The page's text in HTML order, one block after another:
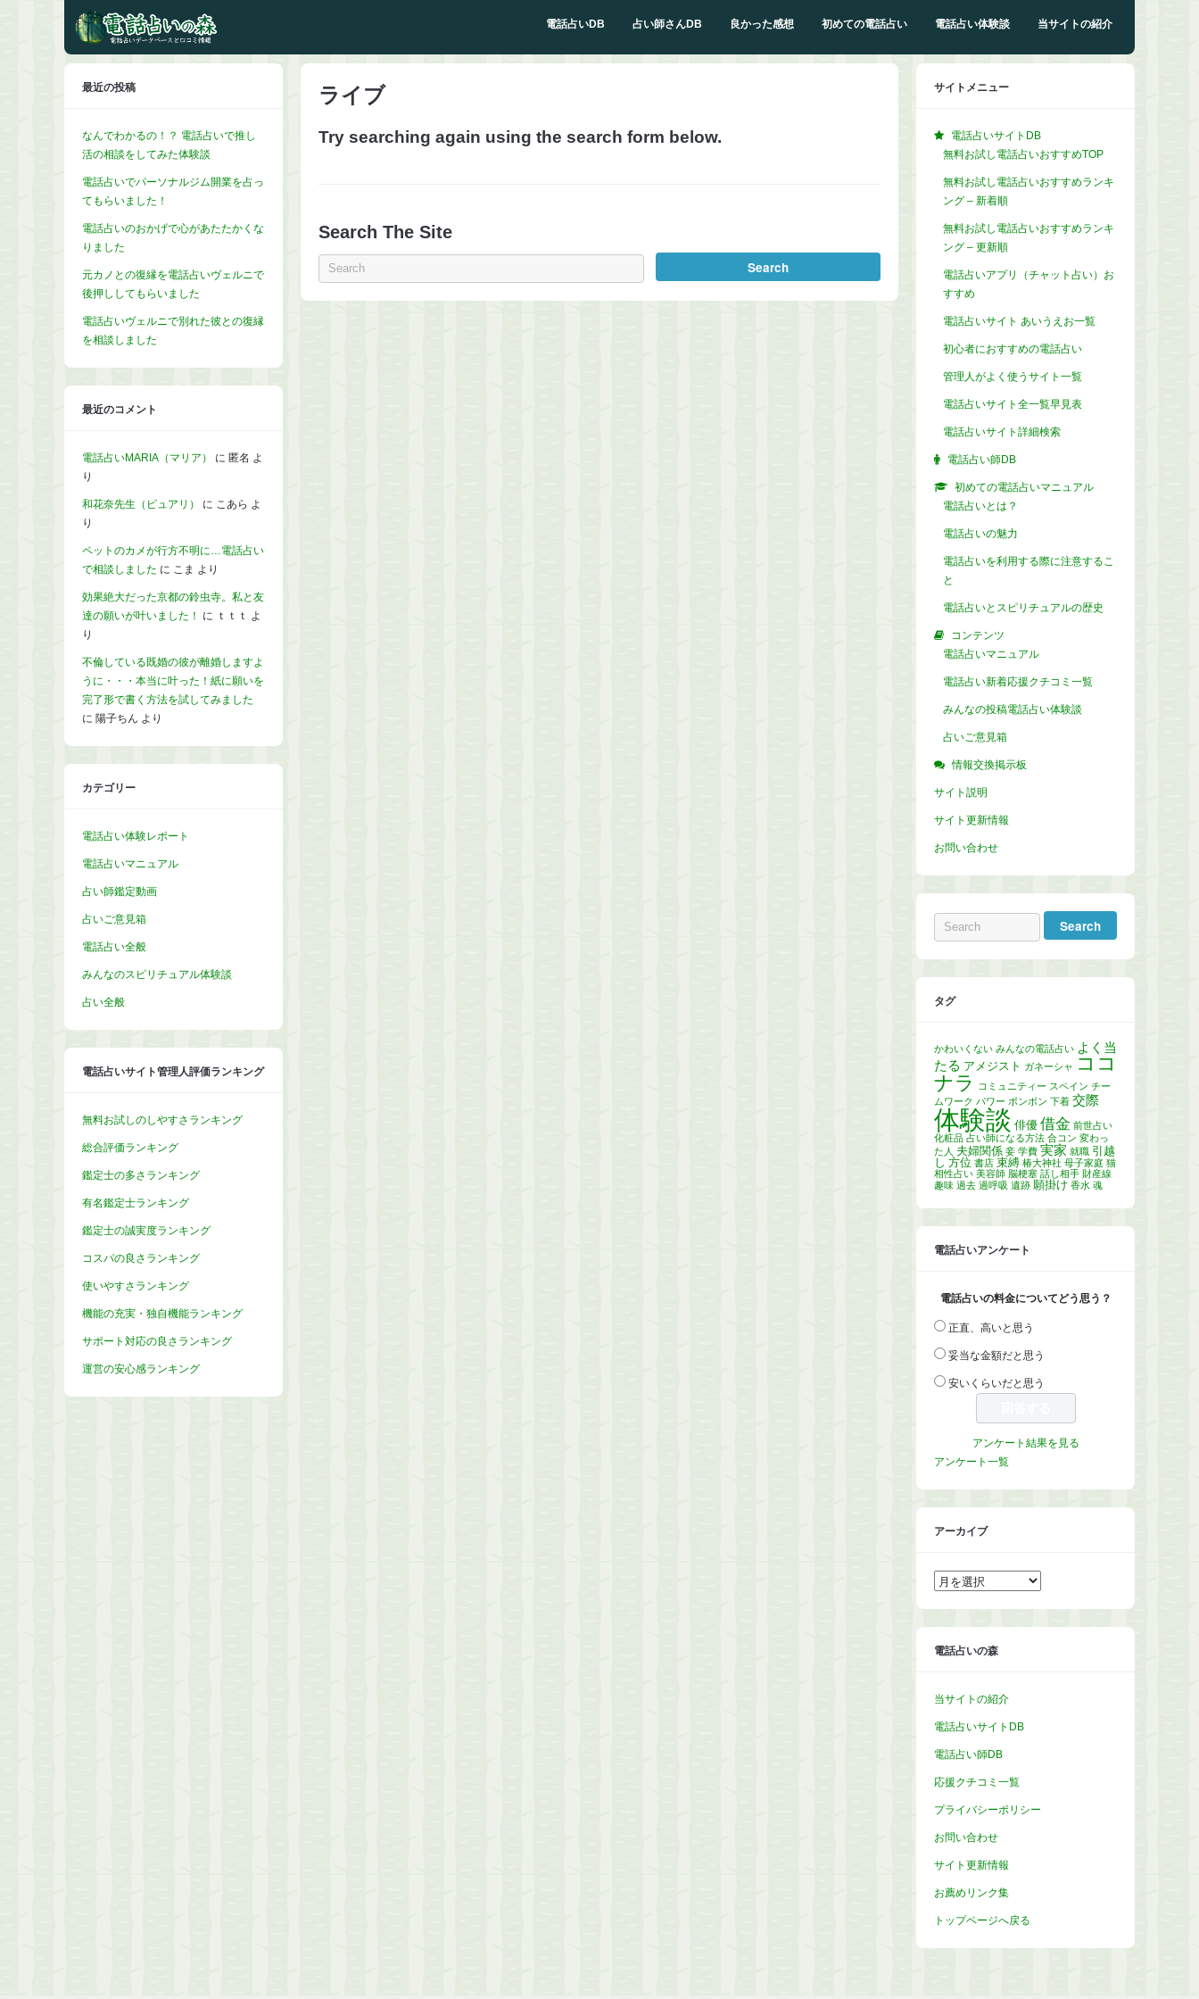
電話占いDB 占い師さんDB 良かった感想 初めての電話占い 電話占い体験談 当サイトの紹介
ライブ
Try searching again using the search form below.
Search The Site
最近の投稿
なんでわかるの！？ 電話占いで推し
活の相談をしてみた体験談
電話占いでパーソナルジム開業を占っ
てもらいました！
電話占いのおかげで心があたたかくな
りました
元カノとの復縁を電話占いヴェルニで
後押ししてもらいました
電話占いヴェルニで別れた彼との復縁
を相談しました
最近のコメント
電話占いMARIA（マリア） に 匿名 よ
り
和花奈先生（ピュアリ） に こあら よ
り
ペットのカメが行方不明に…電話占い
で相談しました に こま より
効果絶大だった京都の鈴虫寺。私と友
達の願いが叶いました！
に ｔｔｔ よ
り
不倫している既婚の彼が離婚しますよ
うに・・・本当に叶った！紙に願いを
完了形で書く方法を試してみました
に 陽子ちん より
カテゴリー
電話占い体験レポート
電話占いマニュアル
占い師鑑定動画
占いご意見箱
電話占い全般
みんなのスピリチュアル体験談
占い全般
電話占いサイト管理人評価ランキング
無料お試しのしやすさランキング
総合評価ランキング
鑑定士の多さランキング
有名鑑定士ランキング
鑑定士の誠実度ランキング
コスパの良さランキング
使いやすさランキング
機能の充実・独自機能ランキング
サポート対応の良さランキング
運営の安心感ランキング
サイトメニュー
電話占いサイトDB
無料お試し電話占いおすすめTOP
無料お試し電話占いおすすめランキ
ング – 新着順
無料お試し電話占いおすすめランキ
ング – 更新順
電話占いアプリ（チャット占い）お
すすめ
電話占いサイト あいうえお一覧
初心者におすすめの電話占い
管理人がよく使うサイト一覧
電話占いサイト全一覧早見表
電話占いサイト詳細検索
電話占い師DB
初めての電話占いマニュアル
電話占いとは？
電話占いの魅力
電話占いを利用する際に注意するこ
と
電話占いとスピリチュアルの歴史
コンテンツ
電話占いマニュアル
電話占い新着応援クチコミ一覧
みんなの投稿電話占い体験談
占いご意見箱
情報交換掲示板
サイト説明
サイト更新情報
お問い合わせ
タグ
かわいくない みんなの電話占い よく当
たる アメジスト ガネーシャ
ココ
ナラ
コミュニティー スペイン チー
ムワーク パワー ボンボン 下着 交際
体験談 俳優 借金 前世占い
化粧品 占い師になる方法 合コン 変わっ
た人 夫婦関係 妾 学費 実家 就職 引越
し 方位 書店 束縛 椿大神社 母子家庭 猫
相性占い 美容師 脳梗塞 話し相手 財産線
趣味 過去 過呼吸 遺跡 願掛け 香水 魂
電話占いアンケート
電話占いの料金についてどう思う？
正直、高いと思う
妥当な金額だと思う
安いくらいだと思う
アンケート結果を見る
アンケート一覧
アーカイブ
ア
ー
イ
電話占いの森
当サイトの紹介
電話占いサイトDB
電話占い師DB
応援クチコミ一覧
プライバシーポリシー
お問い合わせ
サイト更新情報
お薦めリンク集
トップページへ戻る